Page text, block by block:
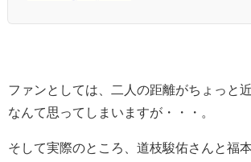
ファンとしては、二人の距離がちょっと
なんて思ってしまいますが・・・。
そして実際のところ、道枝駿佑さんと福